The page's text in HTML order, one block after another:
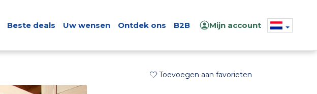
Beste deals Uw wensen Ontdek ons B2B Mijn account
Toevoegen aan favorieten